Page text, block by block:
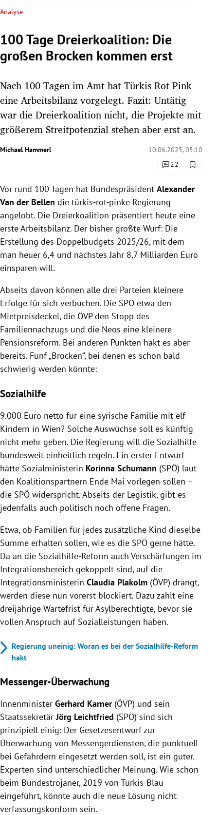
Untermenü
Untermenü
Untermenü
Untermenü
Untermenü
Untermenü
Untermenü
Untermenü
Analyse
100 Tage Dreierkoalition: Die
großen Brocken kommen erst
Nach 100 Tagen im Amt hat Türkis-Rot-Pink
eine Arbeitsbilanz vorgelegt. Fazit: Untätig
war die Dreierkoalition nicht, die Projekte mit
größerem Streitpotenzial stehen aber erst an.
Michael Hammerl
10.06.2025, 05:10
22
Vor rund 100 Tagen hat Bundespräsident Alexander
Van der Bellen die türkis-rot-pinke Regierung
angelobt. Die Dreierkoalition präsentiert heute eine
erste Arbeitsbilanz. Der bisher größte Wurf: Die
Erstellung des Doppelbudgets 2025/26, mit dem
man heuer 6,4 und nächstes Jahr 8,7 Milliarden Euro
einsparen will.
Abseits davon können alle drei Parteien kleinere
Erfolge für sich verbuchen. Die SPÖ etwa den
Mietpreisdeckel, die ÖVP den Stopp des
Familiennachzugs und die Neos eine kleinere
Pensionsreform. Bei anderen Punkten hakt es aber
bereits. Fünf „Brocken“, bei denen es schon bald
schwierig werden könnte:
Sozialhilfe
9.000 Euro netto für eine syrische Familie mit elf
Kindern in Wien? Solche Auswüchse soll es künftig
nicht mehr geben. Die Regierung will die Sozialhilfe
bundesweit einheitlich regeln. Ein erster Entwurf
hätte Sozialministerin Korinna Schumann (SPÖ) laut
den Koalitionspartnern Ende Mai vorlegen sollen –
die SPÖ widerspricht. Abseits der Legistik, gibt es
jedenfalls auch politisch noch offene Fragen.
Etwa, ob Familien für jedes zusätzliche Kind dieselbe
Summe erhalten sollen, wie es die SPÖ gerne hätte.
Da an die Sozialhilfe-Reform auch Verschärfungen im
Integrationsbereich gekoppelt sind, auf die
Integrationsministerin Claudia Plakolm (ÖVP) drängt,
werden diese nun vorerst blockiert. Dazu zählt eine
dreijährige Wartefrist für Asylberechtigte, bevor sie
vollen Anspruch auf Sozialleistungen haben.
Regierung uneinig: Woran es bei der Sozialhilfe-Reform
hakt
Messenger-Überwachung
Innenminister Gerhard Karner (ÖVP) und sein
StaatssekretärJörg Leichtfried (SPÖ) sind sich
prinzipiell einig: Der Gesetzesentwurf zur
Überwachung von Messengerdiensten, die punktuell
bei Gefährdern eingesetzt werden soll, ist ein guter.
Experten sind unterschiedlicher Meinung. Wie schon
beim Bundestrojaner, 2019 von Türkis-Blau
eingeführt, könnte auch die neue Lösung nicht
verfassungskonform sein.